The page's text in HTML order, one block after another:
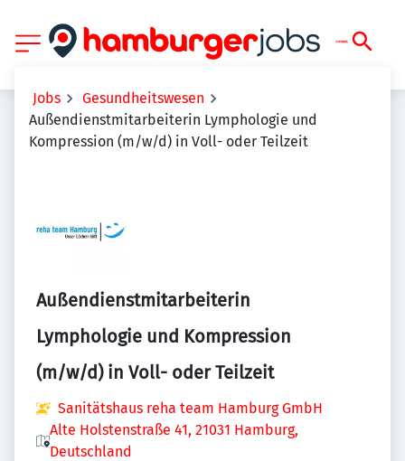
Jobs
Gesundheitswesen
Außendienstmitarbeiterin Lymphologie und
Kompression (m/w/d) in Voll- oder Teilzeit
Außendienstmitarbeiterin
Lymphologie und Kompression
(m/w/d) in Voll- oder Teilzeit
Sanitätshaus reha team Hamburg GmbH
Alte Holstenstraße 41, 21031 Hamburg,
Deutschland